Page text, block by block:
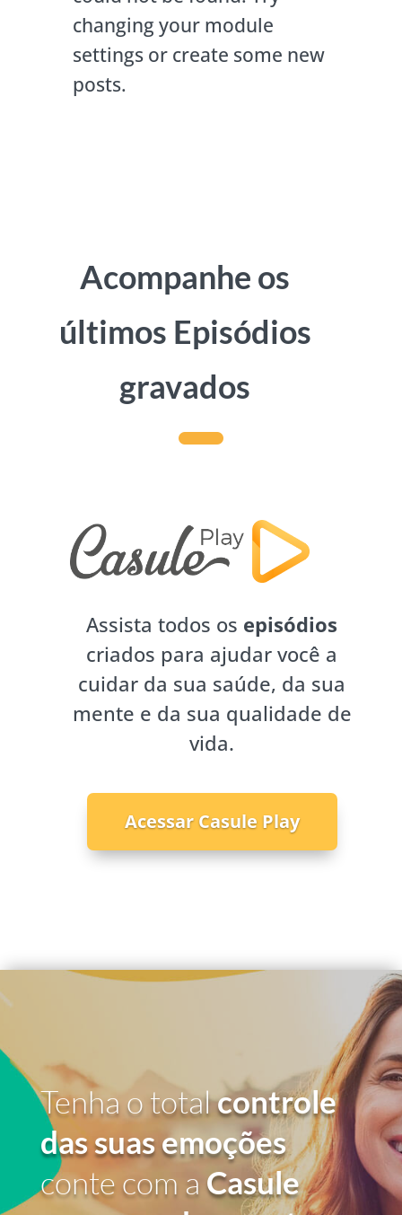
changing your module
settings or create some new
posts.
Acompanhe os
últimos Episódios
gravados
Assista todos os episódios
criados para ajudar você a
cuidar da sua saúde, da sua
mente e da sua qualidade de
vida.
Acessar Casule Play
Tenha o totalcontrole
das suas emoções
conte com a Casule